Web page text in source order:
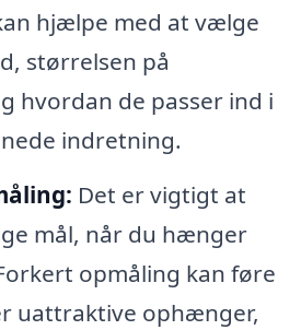
hjælpe med at vælge
størrelsen på
hvordan de passer ind i
indretning.
Det er vigtigt at
mål, når du hænger
opmåling kan føre
uattraktive ophænger,